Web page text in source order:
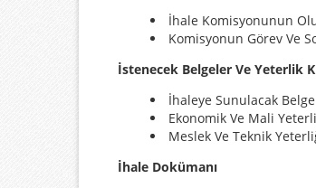
İhale Komisyonunun
Komisyonun Görev Ve
İstenecek Belgeler Ve Yeterlik
İhaleye Sunulacak
Ekonomik Ve Mali
Meslek Ve Teknik
İhale Dokümanı